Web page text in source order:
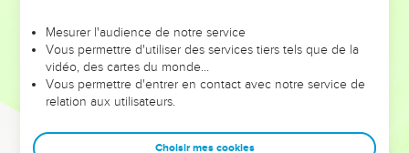
leur foi ou leur vision. Mais on voit moins les doutes, les erreurs
et les saisons difficiles qu'ils ont traversés, alors même que ce
sont elles qui les ont façonnés.
Dans cette conférence, leaders, entrepreneurs, et responsables
clés pour avancer avec plus de sagesse afin que leurs erreurs
Mesurer l'audience de notre service
Vous permettre d'utiliser des services tiers tels que de la
vidéo, des cartes du monde…
Vous permettre d'entrer en contact avec notre service de
relation aux utilisateurs.
Choisir mes cookies